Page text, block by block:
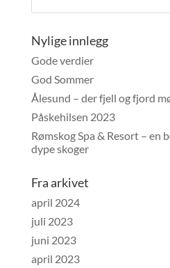
Nylige innlegg
Gode verdier
God Sommer
Ålesund – der fjell og fjord
Påskehilsen 2023
Rømskog Spa & Resort – en
dype skoger
Fra arkivet
april 2024
juli 2023
juni 2023
april 2023